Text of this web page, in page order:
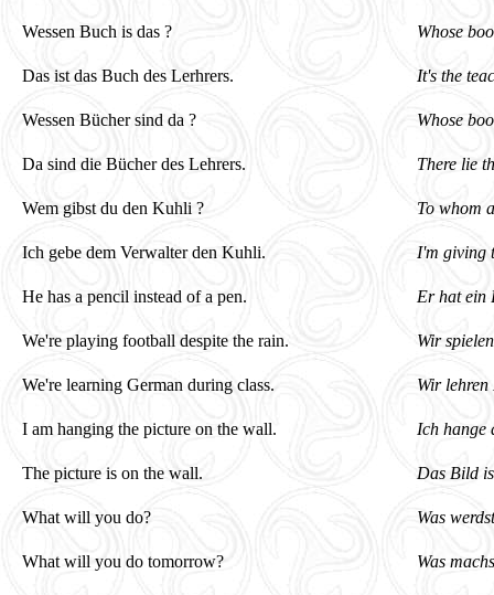
Wessen Buch is das ? Whose
Das ist das Buch des Lerhrers. It's the
Wessen Bücher sind da ? Whose
Da sind die Bücher des Lehrers. There lie
Wem gibst du den Kuhli ? To whom
Ich gebe dem Verwalter den Kuhli. I'm giving
He has a pencil instead of a pen. Er hat ein
We're playing football despite the rain. Wir
We're learning German during class. Wir lehren
I am hanging the picture on the wall. Ich hange
The picture is on the wall. Das Bild
What will you do? Was
What will you do tomorrow? Was